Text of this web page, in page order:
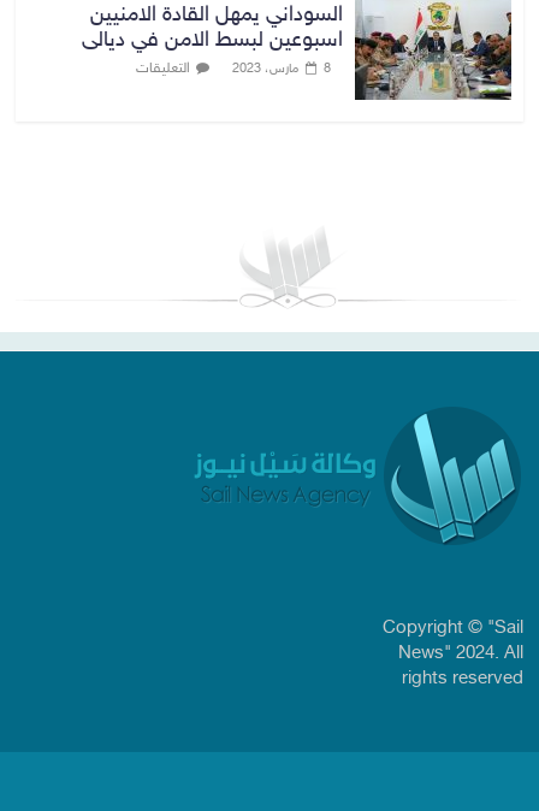
السوداني يمهل القادة الامنيين
اسبوعين لبسط الامن في ديالى
8 مارس، 2023 التعليقات
Copyright © "Sail
News" 2024. All
rights reserved